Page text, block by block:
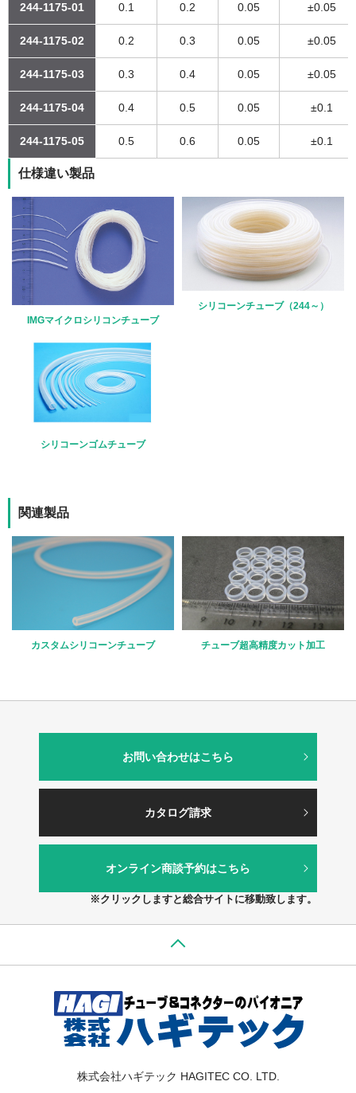
244-1175-01 0.1 0.2 0.05 ±0.05
244-1175-02 0.2 0.3 0.05 ±0.05
244-1175-03 0.3 0.4 0.05 ±0.05
244-1175-04 0.4 0.5 0.05 ±0.1
244-1175-05 0.5 0.6 0.05 ±0.1
仕様違い製品
IMGマイクロシリコンチューブ
シリコーンチューブ（244～）
シリコーンゴムチューブ
関連製品
カスタムシリコーンチューブ チューブ超高精度カット加工
お問い合わせはこちら
カタログ請求
オンライン商談予約はこちら
※クリックしますと総合サイトに移動致します。
株式会社ハギテック HAGITEC CO. LTD.